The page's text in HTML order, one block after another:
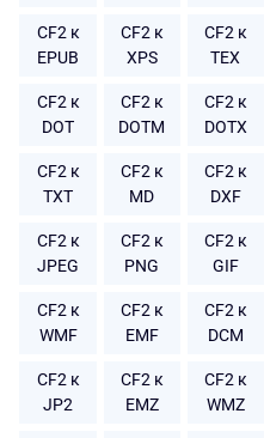
CF2 к
EPUB
CF2 к
XPS
CF2 к
TEX
CF2 к
DOT
CF2 к
DOTM
CF2 к
DOTX
CF2 к
TXT
CF2 к
MD
CF2 к
DXF
CF2 к
JPEG
CF2 к
PNG
CF2 к
GIF
CF2 к
WMF
CF2 к
EMF
CF2 к
DCM
CF2 к
JP2
CF2 к
EMZ
CF2 к
WMZ